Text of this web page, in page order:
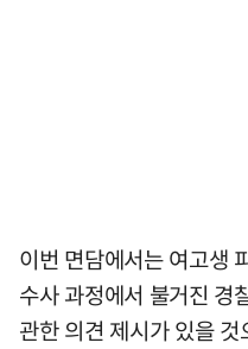
이번 면담에서는 여고생
수사 과정에서 불거진 경
관한 의견 제시가 있을